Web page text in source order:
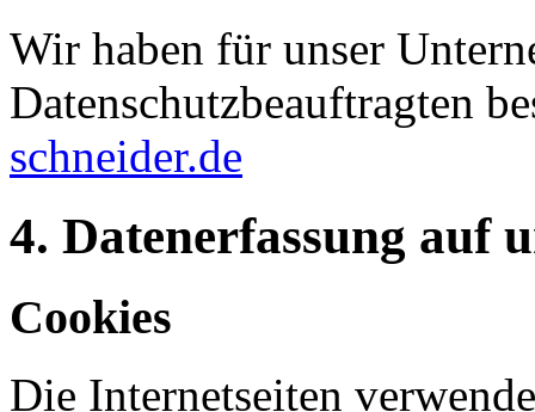
Wir haben für unser
Datenschutzbeauftragten
schneider.de
4. Datenerfassung auf
Cookies
Die Internetseiten